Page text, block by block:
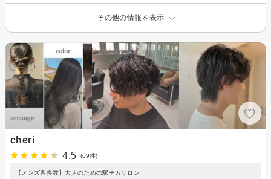
その他の情報を表示
cheri
4.5
(69件)
【メンズ客多数】大人のための駅チカサロン